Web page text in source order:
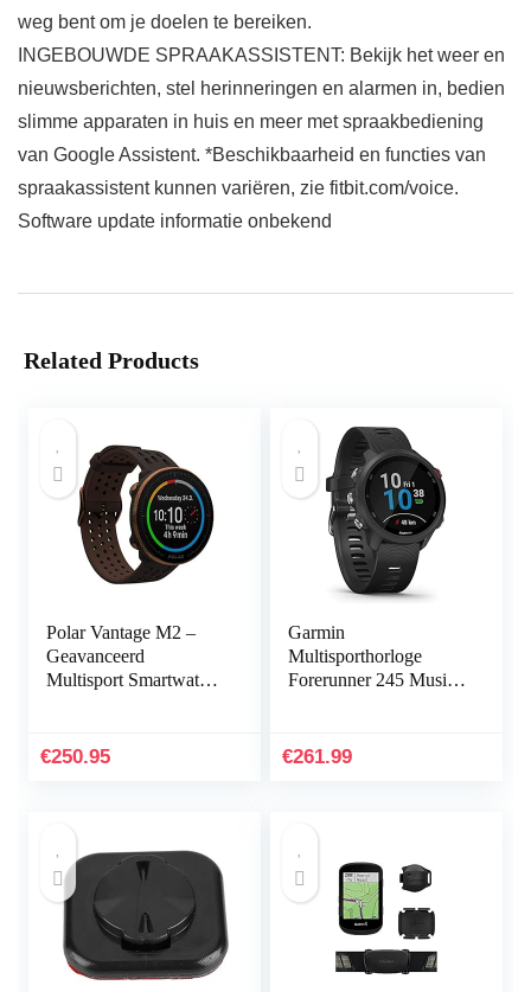
weg bent om je doelen te bereiken.
INGEBOUWDE SPRAAKASSISTENT: Bekijk het weer en
nieuwsberichten, stel herinneringen en alarmen in, bedien
slimme apparaten in huis en meer met spraakbediening
van Google Assistent. *Beschikbaarheid en functies van
spraakassistent kunnen variëren, zie fitbit.com/voice.
Software update informatie onbekend
Related Products
Polar Vantage M2 –
Geavanceerd
Multisport Smartwatch
hartslagmeter –
€250.95
Garmin
Multisporthorloge
Forerunner 245 Music
€261.99